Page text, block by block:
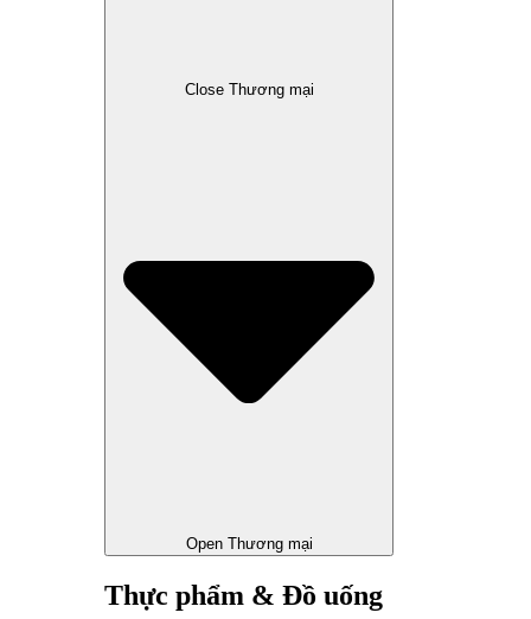
Close Thương mại
Open Thương mại
Thực phẩm & Đồ uống